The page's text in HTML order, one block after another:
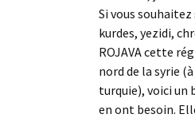
Si vous
kurdes, yezidi,
ROJAVA cette
nord de la syrie
turquie), voici un
en ont besoin.